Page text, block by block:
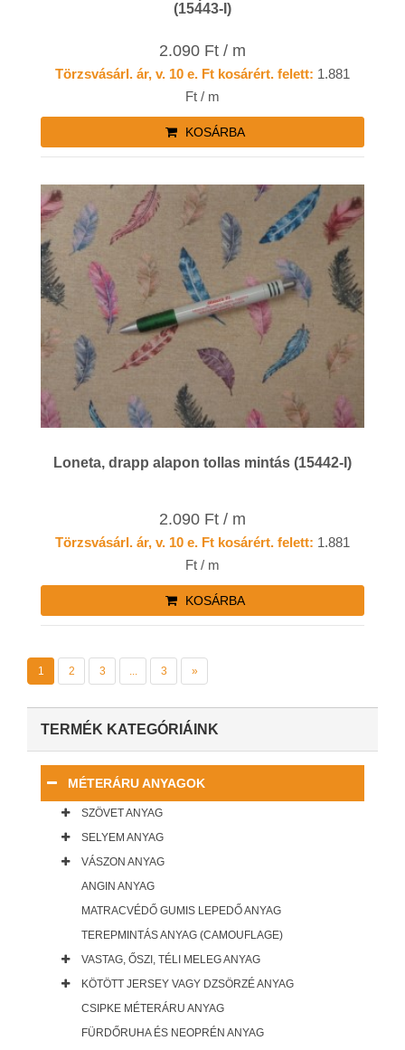
(15443-I)
2.090 Ft / m
Törzsvásárl. ár, v. 10 e. Ft kosárért. felett: 1.881
Ft / m
KOSÁRBA
Loneta, drapp alapon tollas mintás (15442-I)
2.090 Ft / m
Törzsvásárl. ár, v. 10 e. Ft kosárért. felett: 1.881
Ft / m
KOSÁRBA
1 2 3 ... 3 »
TERMÉK KATEGÓRIÁINK
MÉTERÁRU ANYAGOK
SZÖVET ANYAG
SELYEM ANYAG
VÁSZON ANYAG
ANGIN ANYAG
MATRACVÉDŐ GUMIS LEPEDŐ ANYAG
TEREPMINTÁS ANYAG (CAMOUFLAGE)
VASTAG, ŐSZI, TÉLI MELEG ANYAG
KÖTÖTT JERSEY VAGY DZSÖRZÉ ANYAG
CSIPKE MÉTERÁRU ANYAG
FÜRDŐRUHA ÉS NEOPRÉN ANYAG